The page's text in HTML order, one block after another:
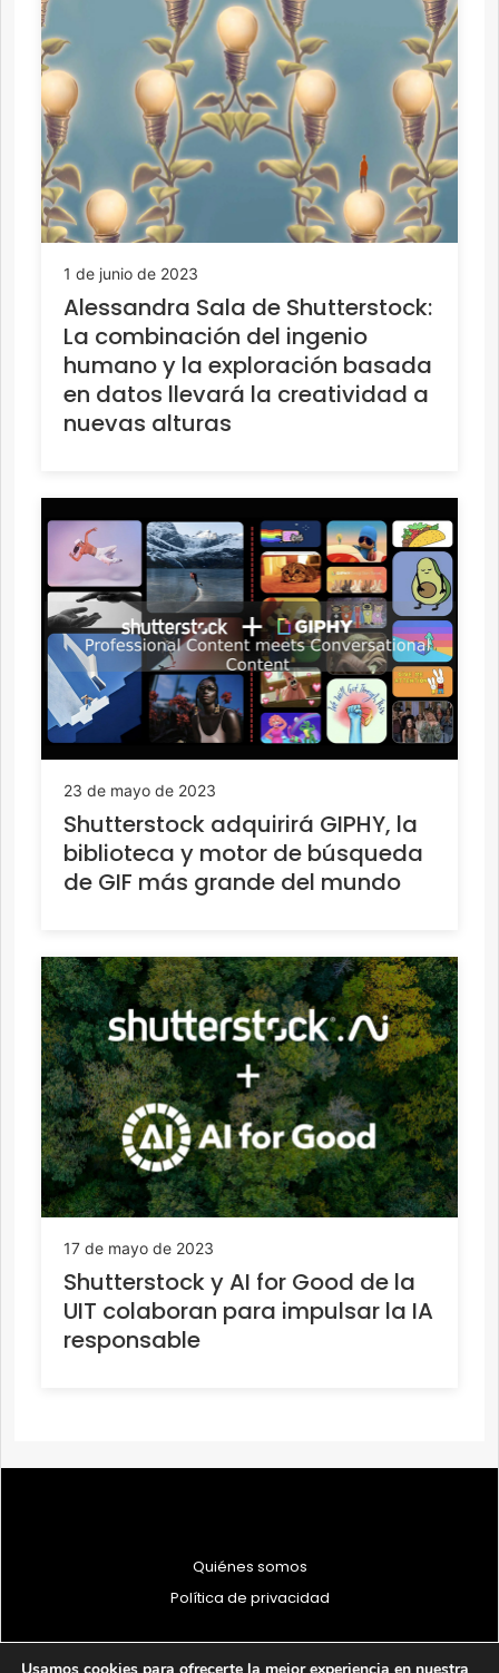
1 de junio de 2023
Alessandra Sala de Shutterstock:
La combinación del ingenio
humano y la exploración basada
en datos llevará la creatividad a
nuevas alturas
23 de mayo de 2023
Shutterstock adquirirá GIPHY, la
biblioteca y motor de búsqueda
de GIF más grande del mundo
17 de mayo de 2023
Shutterstock y AI for Good de la
UIT colaboran para impulsar la IA
responsable
Quiénes somos
Política de privacidad